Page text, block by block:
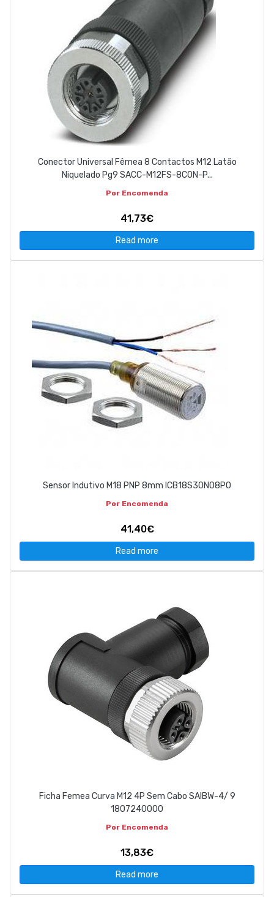
Conector Universal Fêmea 8 Contactos M12 Latão
Niquelado Pg9 SACC-M12FS-8CON-P...
Por Encomenda
41,73€
Read more
Sensor Indutivo M18 PNP 8mm ICB18S30N08PO
Por Encomenda
41,40€
Read more
Ficha Femea Curva M12 4P Sem Cabo SAIBW-4/ 9
1807240000
Por Encomenda
13,83€
Read more